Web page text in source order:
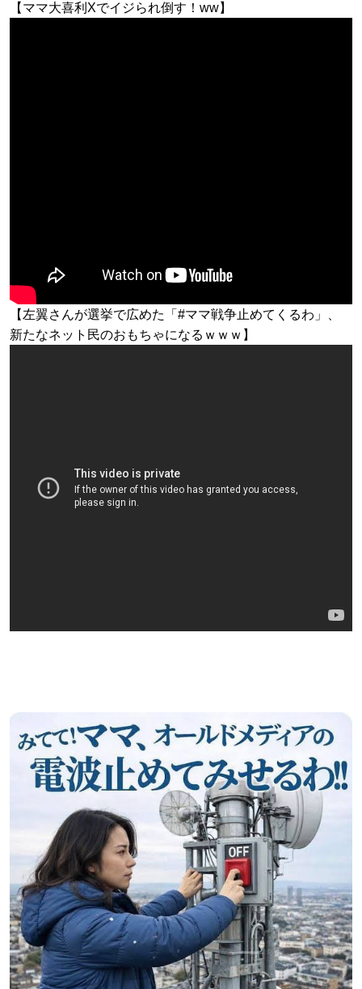
【ママ大喜利Xでイジられ倒す！ww】
【左翼さんが選挙で広めた「#ママ戦争止めてくるわ」、
新たなネット民のおもちゃになるｗｗｗ】